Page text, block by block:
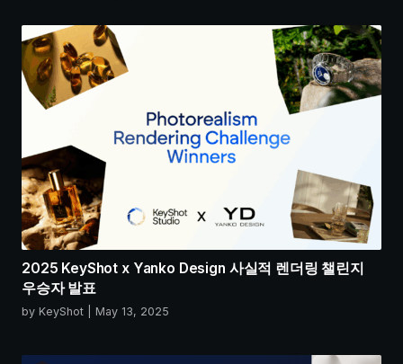
2025 KeyShot x Yanko Design 사실적 렌더링 챌린지
우승자 발표
by KeyShot | May 13, 2025